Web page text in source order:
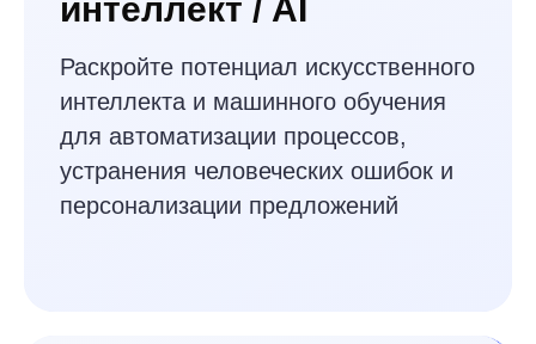
Blockchain Database AI/ML
Big Data/BI